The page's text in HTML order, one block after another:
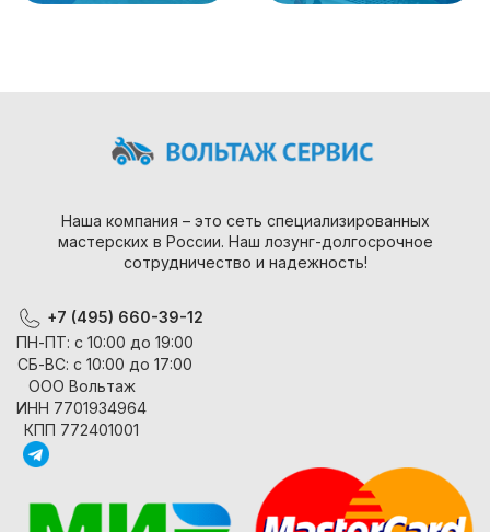
Наша компания – это сеть специализированных
мастерских в России. Наш лозунг-долгосрочное
сотрудничество и надежность!
+7 (495) 660-39-12
ПН-ПТ: с 10:00 до 19:00
СБ-ВС: с 10:00 до 17:00
ООО Вольтаж
ИНН 7701934964
КПП 772401001